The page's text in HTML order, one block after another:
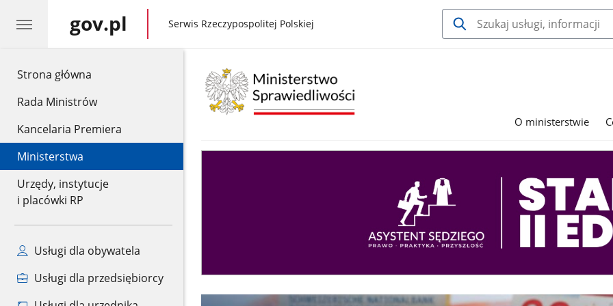
Strona główna
Rada Ministrów
Kancelaria Premiera
Ministerstwa
Urzędy, instytucje
i placówki RP
Usługi dla obywatela
Usługi dla przedsiębiorcy
gov.pl gov.pl
Serwis Rzeczypospolitej Polskiej
O ministerstwie